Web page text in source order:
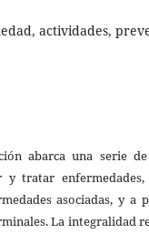
actividades,
abarca una serie
tratar
asociadas, y a
La integralidad